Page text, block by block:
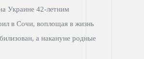
Новости
Украине 42-летним
в Сочи, воплощая в жизнь
а накануне родные